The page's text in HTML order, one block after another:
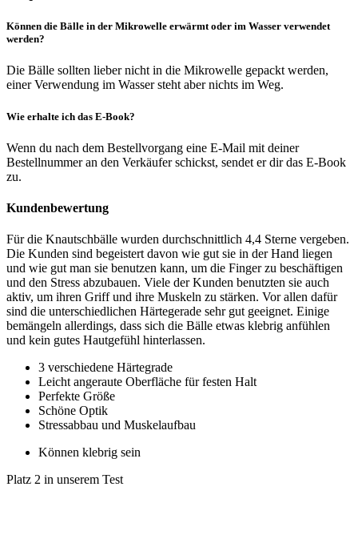
Können die Bälle in der Mikrowelle erwärmt oder im Wasser verwendet
werden?
Die Bälle sollten lieber nicht in die Mikrowelle gepackt werden,
einer Verwendung im Wasser steht aber nichts im Weg.
Wie erhalte ich das E-Book?
Wenn du nach dem Bestellvorgang eine E-Mail mit deiner
Bestellnummer an den Verkäufer schickst, sendet er dir das E-Book
zu.
Kundenbewertung
Für die Knautschbälle wurden durchschnittlich 4,4 Sterne vergeben.
Die Kunden sind begeistert davon wie gut sie in der Hand liegen
und wie gut man sie benutzen kann, um die Finger zu beschäftigen
und den Stress abzubauen. Viele der Kunden benutzten sie auch
aktiv, um ihren Griff und ihre Muskeln zu stärken. Vor allen dafür
sind die unterschiedlichen Härtegerade sehr gut geeignet. Einige
bemängeln allerdings, dass sich die Bälle etwas klebrig anfühlen
und kein gutes Hautgefühl hinterlassen.
3 verschiedene Härtegrade
Leicht angeraute Oberfläche für festen Halt
Perfekte Größe
Schöne Optik
Stressabbau und Muskelaufbau
Können klebrig sein
Platz 2 in unserem Test